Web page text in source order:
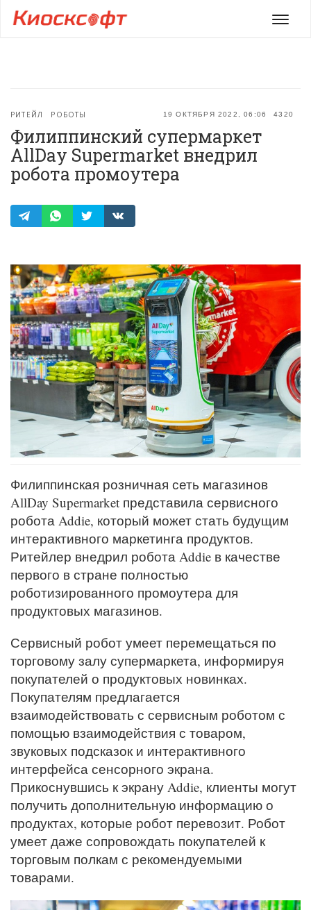
Меню
19 ОКТЯБРЯ 2022, 06:06 4320
РИТЕЙЛ РОБОТЫ
Филиппинский супермаркет
AllDay Supermarket внедрил
робота промоутера
Филиппинская розничная сеть магазинов
AllDay Supermarket представила сервисного
робота Addie, который может стать будущим
интерактивного маркетинга продуктов.
Ритейлер внедрил робота Addie в качестве
первого в стране полностью
роботизированного промоутера для
продуктовых магазинов.
Сервисный робот умеет перемещаться по
торговому залу супермаркета, информируя
покупателей о продуктовых новинках.
Покупателям предлагается
взаимодействовать с сервисным роботом с
помощью взаимодействия с товаром,
звуковых подсказок и интерактивного
интерфейса сенсорного экрана.
Прикоснувшись к экрану Addie, клиенты могут
получить дополнительную информацию о
продуктах, которые робот перевозит. Робот
умеет даже сопровождать покупателей к
торговым полкам с рекомендуемыми
товарами.